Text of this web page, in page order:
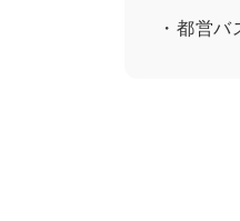
都営バ